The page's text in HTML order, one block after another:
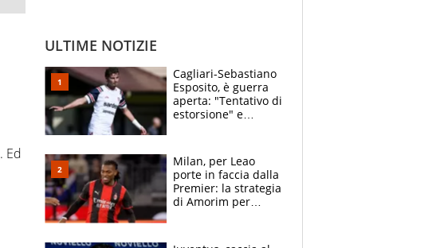
. Ed
ULTIME NOTIZIE
Cagliari-Sebastiano
Esposito, è guerra
aperta: "Tentativo di
estorsione" e
Milan, per Leao
porte in faccia dalla
Premier: la strategia
di Amorim per
dopo il derby